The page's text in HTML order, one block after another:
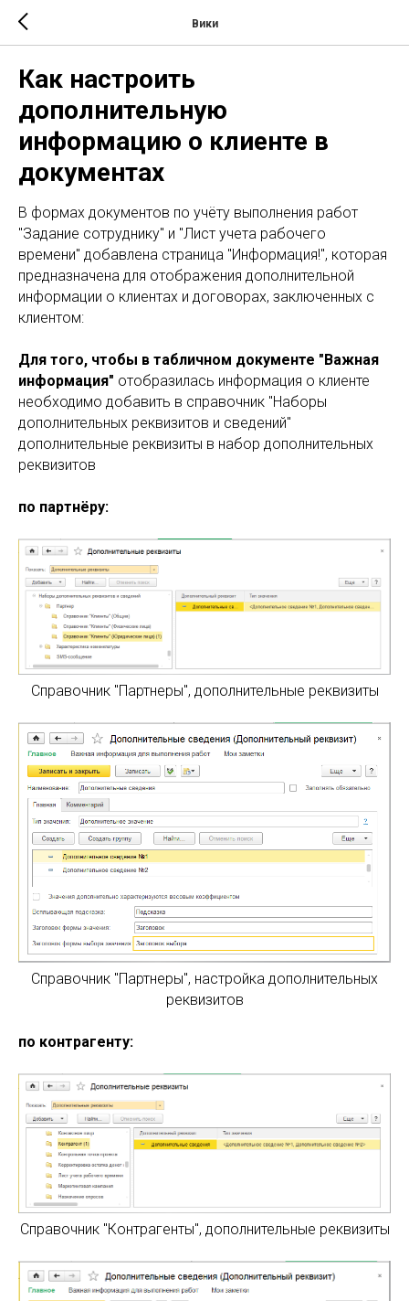
Вики
Как настроить
дополнительную
информацию о клиенте в
документах
В формах документов по учёту выполнения работ
"Задание сотруднику" и "Лист учета рабочего
времени" добавлена страница "Информация!", которая
предназначена для отображения дополнительной
информации о клиентах и договорах, заключенных с
клиентом:
Для того, чтобы в табличном документе "Важная
информация" отобразилась информация о клиенте
необходимо добавить в справочник "Наборы
дополнительных реквизитов и сведений"
дополнительные реквизиты в набор дополнительных
реквизитов
по партнёру:
Справочник "Партнеры", дополнительные реквизиты
Справочник "Партнеры", настройка дополнительных
реквизитов
по контрагенту:
Справочник "Контрагенты", дополнительные реквизиты